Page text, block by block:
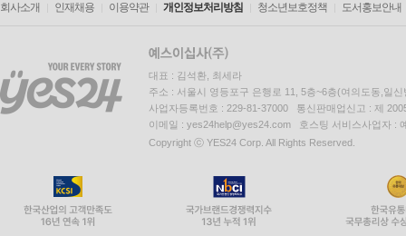
회사소개 인재채용 이용약관 개인정보처리방침 청소년보호정책 도서홍보안내
대표 : 김석환, 최세라
주소 : 서울시 영등포구 은행로 11, 5층~6층(여의도동,일신
사업자등록번호 : 229-81-37000 통신판매업신고 : 제
이메일 : yes24help@yes24.com 호스팅 서비스사업자 :
Copyright ⓒ YES24 Corp. All Rights Reserved.